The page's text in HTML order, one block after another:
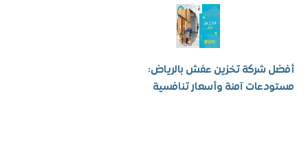
شركة تخزين عفش بالرياض:
آمنة وأسعار تنافسية